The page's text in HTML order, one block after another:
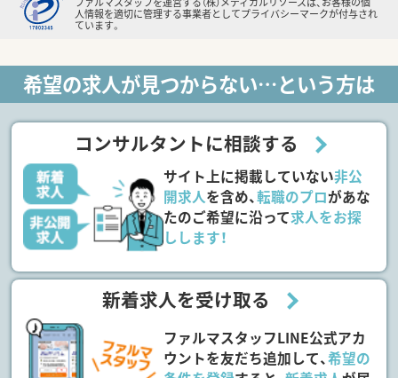
人情報を適切に管理する事業者としてプライバシーマークが付与され
ています。
希望の求人が見つからない…という方は
コンサルタントに相談する
サイト上に掲載していない非公
開求人を含め、転職のプロがあな
たのご希望に沿って求人をお探
しします！
新着求人を受け取る
ファルマスタッフLINE公式アカ
ウントを友だち追加して、希望の